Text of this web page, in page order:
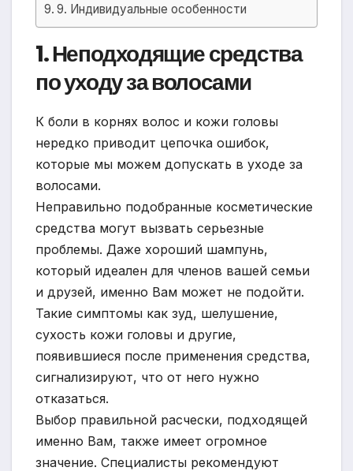
9. Индивидуальные особенности
1. Неподходящие средства
по уходу за волосами
К боли в корнях волос и кожи головы
нередко приводит цепочка ошибок,
которые мы можем допускать в уходе за
волосами.
Неправильно подобранные косметические
средства могут вызвать серьезные
проблемы. Даже хороший шампунь,
который идеален для членов вашей семьи
и друзей, именно Вам может не подойти.
Такие симптомы как зуд, шелушение,
сухость кожи головы и другие,
появившиеся после применения средства,
сигнализируют, что от него нужно
отказаться.
Выбор правильной расчески, подходящей
именно Вам, также имеет огромное
значение. Специалисты рекомендуют